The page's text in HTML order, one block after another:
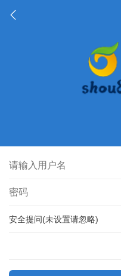
安全提问(未设置请忽略)